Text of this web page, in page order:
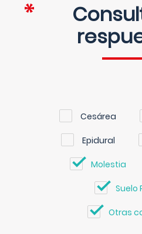
Cesárea
Epidural
Molestia
Suelo
Otras